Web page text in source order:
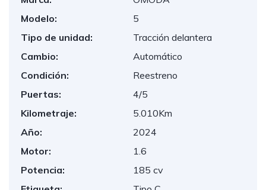
Modelo:
5
Tipo de unidad:
Tracción delantera
Cambio:
Automático
Condición:
Reestreno
Puertas:
4/5
Kilometraje:
5.010Km
Año:
2024
Motor:
1.6
Potencia:
185 cv